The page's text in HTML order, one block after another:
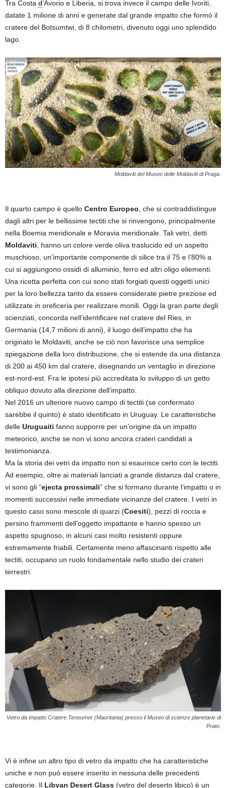
Tra Costa d’Avorio e Liberia, si trova invece il campo delle Ivoriti,
datate 1 milione di anni e generate dal grande impatto che formò il
cratere del Botsumtwi, di 8 chilometri, divenuto oggi uno splendido
lago.
Moldaviti del Museo delle Moldaviti di Praga.
Il quarto campo è quello Centro Europeo , che si contraddistingue
dagli altri per le bellissime tectiti che si rinvengono, principalmente
nella Boemia meridionale e Moravia meridionale. Tali vetri, detti
Moldaviti , hanno un colore verde oliva traslucido ed un aspetto
muschioso, un’importante componente di silice tra il 75 e l’80% a
cui si aggiungono ossidi di alluminio, ferro ed altri oligo eliementi.
Una ricetta perfetta con cui sono stati forgiati questi oggetti unici
per la loro bellezza tanto da essere considerate pietre preziose ed
utilizzate in oreficeria per realizzare monili. Oggi la gran parte degli
scienziati, concorda nell’identificare nel cratere del Ries, in
Germania (14,7 milioni di anni), il luogo dell’impatto che ha
originato le Moldaviti, anche se ciò non favorisce una semplice
spiegazione della loro distribuzione, che si estende da una distanza
di 200 ai 450 km dal cratere, disegnando un ventaglio in direzione
est-nord-est. Fra le ipotesi più accreditata lo sviluppo di un getto
obliquo dovuto alla direzione dell’impatto.
Nel 2016 un ulteriore nuovo campo di tectiti (se confermato
sarebbe il quinto) è stato identificato in Uruguay. Le caratteristiche
delle Uruguaiti fanno supporre per un’origine da un impatto
meteorico, anche se non vi sono ancora crateri candidati a
testimonianza.
Ma la storia dei vetri da impatto non si esaurisce certo con le tectiti.
Ad esempio, oltre ai materiali lanciati a grande distanza dal cratere,
vi sono gli “ejecta prossimali” che si formano durante l’impatto o in
momenti successivi nelle immediate vicinanze del cratere. I vetri in
questo caso sono mescole di quarzi (Coesiti), pezzi di roccia e
persino frammenti dell’oggetto impattante e hanno spesso un
aspetto spugnoso, in alcuni casi molto resistenti oppure
estremamente friabili. Certamente meno affascinanti rispetto alle
tectiti, occupano un ruolo fondamentale nello studio dei crateri
terrestri.
Vetro da impatto Cratere Tenoumer (Mauritania) presso il Museo di scienze planetarie di
Prato.
Vi è infine un altro tipo di vetro da impatto che ha caratteristiche
uniche e non può essere inserito in nessuna delle precedenti
categorie. Il Libyan Desert Glass (vetro del deserto libico) è un